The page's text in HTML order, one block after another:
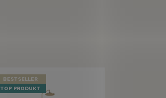
BESTSELLER
TOP PRODUKT